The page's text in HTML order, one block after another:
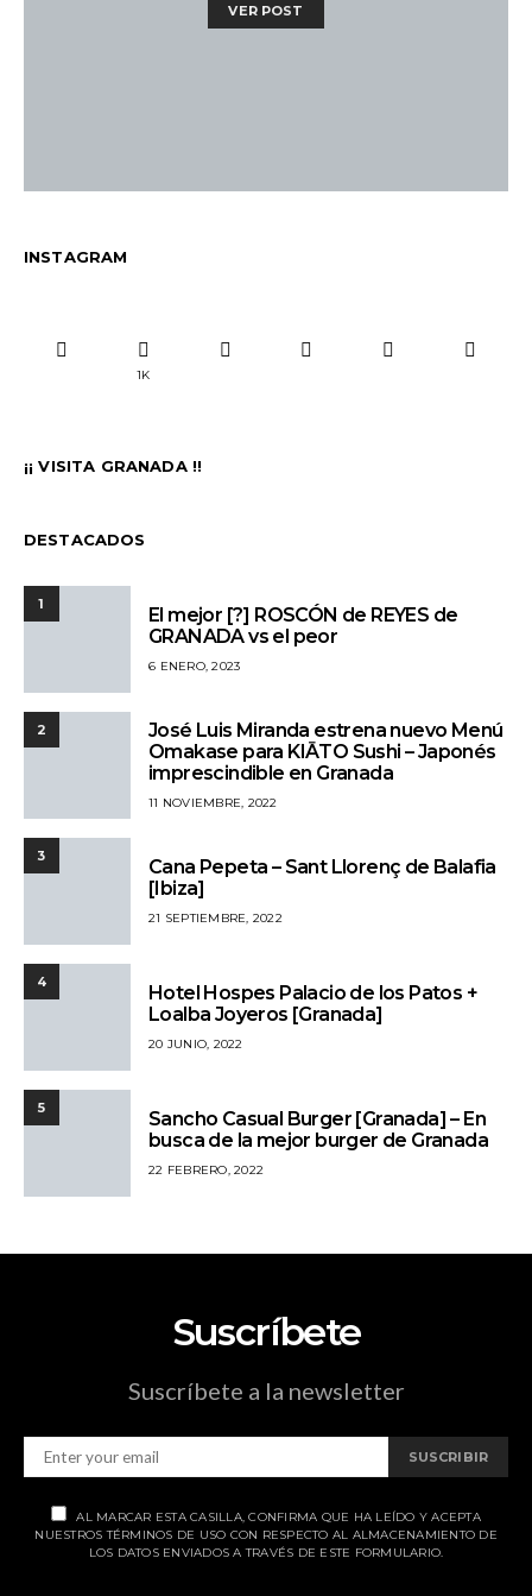
VER POST
INSTAGRAM
1K
¡¡ VISITA GRANADA !!
DESTACADOS
1
El mejor [?] ROSCÓN de REYES de
GRANADA vs el peor
6 ENERO, 2023
2
José Luis Miranda estrena nuevo Menú
Omakase para KIĀTO Sushi – Japonés
imprescindible en Granada
11 NOVIEMBRE, 2022
3
Cana Pepeta – Sant Llorenç de Balafia
[Ibiza]
21 SEPTIEMBRE, 2022
4
Hotel Hospes Palacio de los Patos +
Loalba Joyeros [Granada]
20 JUNIO, 2022
5
Sancho Casual Burger [Granada] – En
busca de la mejor burger de Granada
22 FEBRERO, 2022
Suscríbete
Suscríbete a la newsletter
SUSCRIBIR
AL MARCAR ESTA CASILLA, CONFIRMA QUE HA LEÍDO Y ACEPTA
NUESTROS TÉRMINOS DE USO CON RESPECTO AL ALMACENAMIENTO DE
LOS DATOS ENVIADOS A TRAVÉS DE ESTE FORMULARIO.